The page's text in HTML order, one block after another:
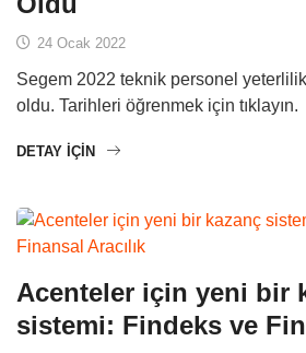
24 Ocak 2022
Segem 2022 teknik personel
oldu. Tarihleri öğrenmek için tıklayın.
DETAY IÇIN
Acenteler için yeni bir
sistemi: Findeks ve